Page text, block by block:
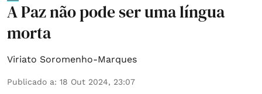
A Paz não pode ser uma língua
morta
Viriato Soromenho-Marques
Publicado a: 18 Out 2024, 23:07